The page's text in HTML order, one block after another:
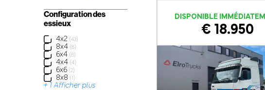
Configuration des
essieux
4x2 (43)
8x4 (8)
6x4 (8)
4x4 (4)
6x6 (2)
8x8 (1)
+ 1 Afficher plus
DISPONIBLE
€ 18.950